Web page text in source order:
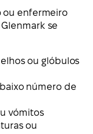
ou enfermeiro
se
ou glóbulos
número de
vómitos
ou